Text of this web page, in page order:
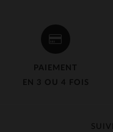
PAIEMENT
EN 3 OU 4 FOIS